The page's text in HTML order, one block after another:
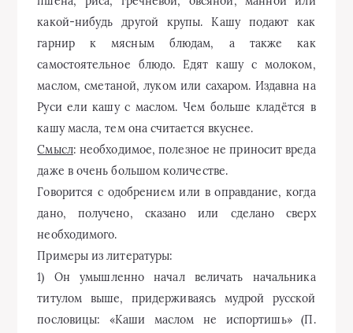
какой-нибудь другой крупы. Кашу подают как
гарнир к мясным блюдам, а также как
самостоятельное блюдо. Едят кашу с молоком,
маслом, сметаной, луком или сахаром. Издавна на
Руси ели кашу с маслом. Чем больше кладётся в
кашу масла, тем она считается вкуснее.
Смысл: необходимое, полезное не приносит вреда
даже в очень большом количестве.
Говорится с одобрением или в оправдание, когда
дано, получено, сказано или сделано сверх
необходимого.
Примеры из литературы:
1) Он умышленно начал величать начальника
титулом выше, придерживаясь мудрой русской
пословицы: «Каши маслом не испортишь» (П.